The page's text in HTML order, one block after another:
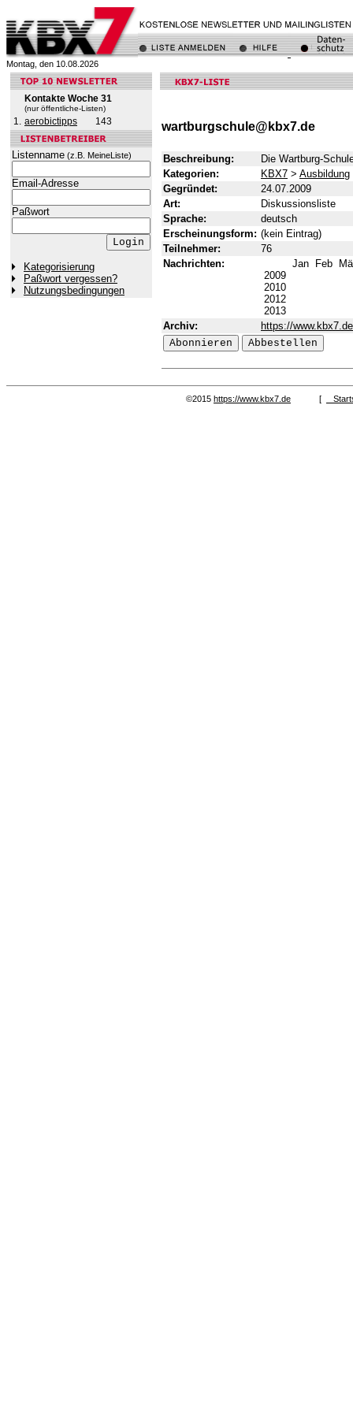
Montag, den 10.08.2026
Kontakte Woche 31
(nur öffentliche-Listen)
1. aerobictipps 143
Listenname (z.B. MeineListe)
Email-Adresse
Paßwort
Kategorisierung
Paßwort vergessen?
Nutzungsbedingungen
wartburgschule@kbx7.de
Beschreibung:
Die Wartburg-
Kategorien:
KBX7 > Ausbildung
Gegründet:
24.07.2009
Art:
Diskussionsliste
Sprache:
deutsch
Erscheinungsform: (kein Eintrag)
Teilnehmer:
76
Nachrichten:
Jan Feb
2009
2010
2012
2013
Archiv:
https://
©2015 https://www.kbx7.de [